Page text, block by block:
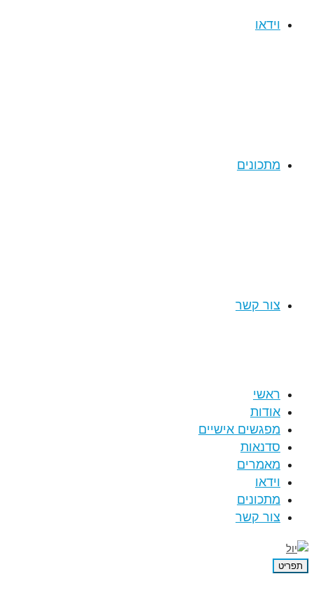
וידאו
מתכונים
צור קשר
ראשי
אודות
מפגשים אישיים
סדנאות
מאמרים
וידאו
מתכונים
צור קשר
תפריט